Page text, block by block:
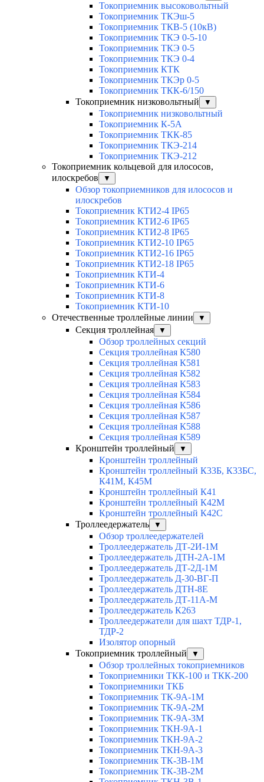
Токоприемник высоковольтный
Токоприемник ТКЭш-5
Токоприемник ТКВ-5 (10кВ)
Токоприемник ТКЭ 0-5-10
Токоприемник ТКЭ 0-5
Токоприемник ТКЭ 0-4
Токоприемник КТК
Токоприемник ТКЭр 0-5
Токоприемник ТКК-6/150
Токоприемник низковольтный
▼
Токоприемник низковольтный
Токоприемник К-5А
Токоприемник ТКК-85
Токоприемник ТКЭ-214
Токоприемник ТКЭ-212
Токоприемник кольцевой для илососов,
илоскребов
▼
Обзор токоприемников для илососов и
илоскребов
Токоприемник КТИ2-4 IP65
Токоприемник КТИ2-6 IP65
Токоприемник КТИ2-8 IP65
Токоприемник КТИ2-10 IP65
Токоприемник КТИ2-16 IP65
Токоприемник КТИ2-18 IP65
Токоприемник КТИ-4
Токоприемник КТИ-6
Токоприемник КТИ-8
Токоприемник КТИ-10
Отечественные троллейные линии
▼
Секция троллейная ▼
Обзор троллейных секций
Секция троллейная К580
Секция троллейная К581
Секция троллейная К582
Секция троллейная К583
Секция троллейная К584
Секция троллейная К586
Секция троллейная К587
Секция троллейная К588
Секция троллейная К589
Кронштейн троллейный
▼
Кронштейн троллейный
Кронштейн троллейный К33Б, К33БС,
К41М, К45М
Кронштейн троллейный К41
Кронштейн троллейный К42М
Кронштейн троллейный К42С
Троллеедержатель
▼
Обзор троллеедержателей
Троллеедержатель ДТ-2И-1М
Троллеедержатель ДТН-2А-1М
Троллеедержатель ДТ-2Д-1М
Троллеедержатель Д-30-ВГ-П
Троллеедержатель ДТН-8Е
Троллеедержатель ДТ-11А-М
Троллеедержатель К263
Троллеедержатели для шахт ТДР-1,
ТДР-2
Изолятор опорный
Токоприемник троллейный
▼
Обзор троллейных токоприемников
Токоприемники ТКК-100 и ТКК-200
Токоприемники ТКБ
Токоприемник ТК-9А-1М
Токоприемник ТК-9А-2М
Токоприемник ТК-9А-3М
Токоприемник ТКН-9А-1
Токоприемник ТКН-9А-2
Токоприемник ТКН-9А-3
Токоприемник ТК-3В-1М
Токоприемник ТК-3В-2М